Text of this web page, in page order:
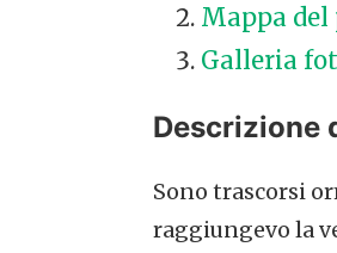
Mappa del
Galleria
Descrizione
Sono trascorsi
raggiungevo la